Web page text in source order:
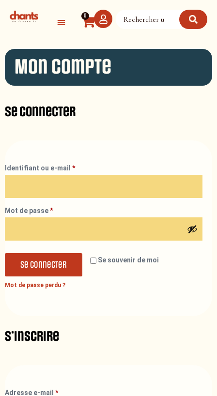
0
Mon compte
Se connecter
Identifiant ou e-mail *
Mot de passe*
Se souvenir de moi
Se connecter
Mot de passe perdu ?
S’inscrire
Adresse e-mail *